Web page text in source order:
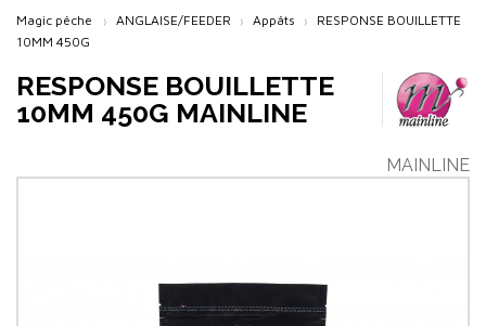
Magic pêche ANGLAISE/FEEDER Appâts
RESPONSE BOUILLETTE
10MM 450G
RESPONSE BOUILLETTE
10MM 450G MAINLINE
MAINLINE